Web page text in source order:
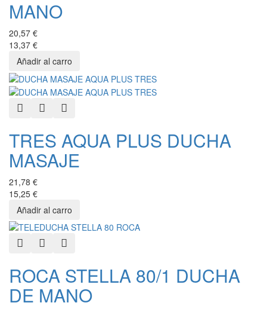
MANO
20,57 €
13,37 €
Quick ViewAdd to Wishlist
TRES AQUA PLUS DUCHA
MASAJE
21,78 €
15,25 €
Quick ViewAdd to Wishlist
ROCA STELLA 80/1 DUCHA
DE MANO